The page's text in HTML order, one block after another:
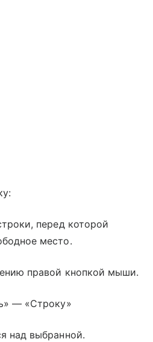
перед которой
место.
правой кнопкой мыши.
— «Строку»
над выбранной.